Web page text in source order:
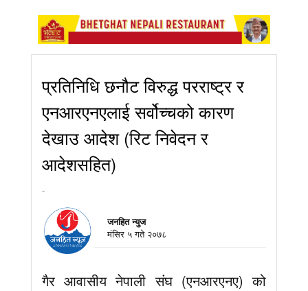
प्रतिनिधि छनौट विरुद्ध परराष्ट्र र
एनआरएनएलाई सर्वोच्चको कारण
देखाउ आदेश (रिट निवेदन र
आदेशसहित)
-
जनहित न्युज
मंसिर ५ गते २०७८
गैर आवासीय नेपाली संघ (एनआरएनए) को